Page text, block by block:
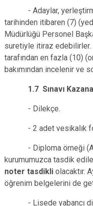
- Adaylar, yerleştirme
tarihinden itibaren (7)
Müdürlüğü Personel
suretiyle itiraz edebilirler.
tarafından en fazla (10)
bakımından incelenir ve
1.7 Sınavı
- Dilekçe.
- 2 adet vesikalık
- Diploma örneği
kurumumuzca tasdik
noter tasdikli olacaktır.
öğrenim belgelerini de
- Lisede yabancı dil